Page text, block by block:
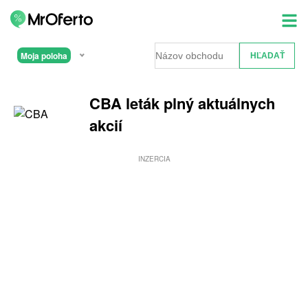
Moja poloha
CBA leták plný aktuálnych
akcií
INZERCIA